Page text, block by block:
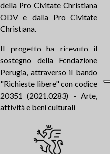
della Pro Civitate Christiana
ODV e dalla Pro Civitate
Christiana.
Il progetto ha ricevuto il
sostegno della Fondazione
Perugia, attraverso il bando
"Richieste libere" con codice
20351 (2021.0283) - Arte,
attività e beni culturali